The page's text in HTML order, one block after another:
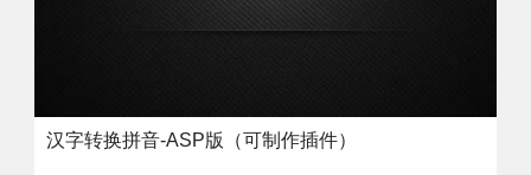
汉字转换拼音-ASP版（可制作插件）